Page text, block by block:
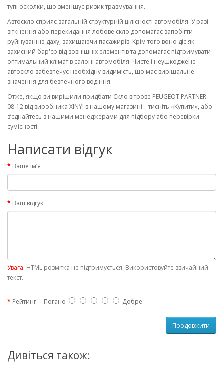
тупі осколки, що зменшує ризик травмування.
Автоскло сприяє загальній структурній цілісності автомобіля. У разі
зіткнення або перекидання лобове скло допомагає запобігти
руйнуванню даху, захищаючи пасажирів. Крім того воно діє як
захисний бар'єр від зовнішніх елементів та допомагає підтримувати
оптимальний клімат в салоні автомобіля. Чисте і неушкоджене
автоскло забезпечує необхідну видимість, що має вирішальне
значення для безпечного водіння.
Отже, якщо ви вирішили придбати Скло вітрове PEUGEOT PARTNER
08-12 від виробника XINYI в нашому магазині – тисніть «Купити», або
з’єднайтесь з нашими менеджерами для підбору або перевірки
сумісності.
Написати відгук
Ваше ім’я
Ваш відгук
Увага: HTML розмітка не підтримується. Використовуйте звичайний
текст.
Рейтинг Погано Добре
Продовжити
Дивіться також: